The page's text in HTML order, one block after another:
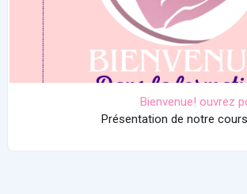
Bienvenue! ouvrez
Présentation de notre